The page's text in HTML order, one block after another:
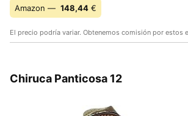
Amazon — 148,44 €
El precio podría variar. Obtenemos comisión por estos
Chiruca Panticosa 12